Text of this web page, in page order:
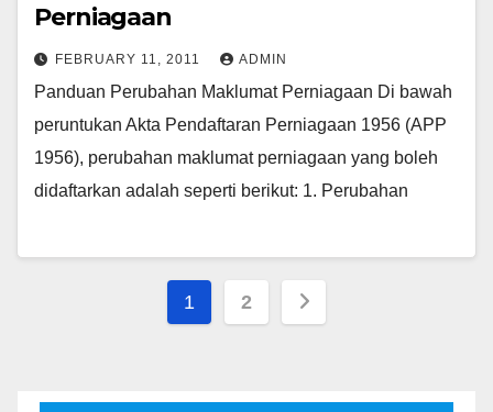
Perniagaan
FEBRUARY 11, 2011 ADMIN
Panduan Perubahan Maklumat Perniagaan Di bawah
peruntukan Akta Pendaftaran Perniagaan 1956 (APP
1956), perubahan maklumat perniagaan yang boleh
didaftarkan adalah seperti berikut: 1. Perubahan
Posts
1 2